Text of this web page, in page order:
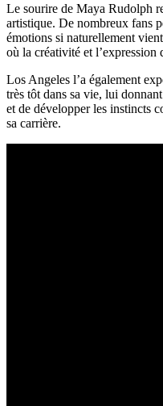
Le sourire de Maya Rudolph
artistique. De nombreux fans
émotions si naturellement
où la créativité et l’expression
Los Angeles l’a également
très tôt dans sa vie, lui
et de développer les instincts
sa carrière.